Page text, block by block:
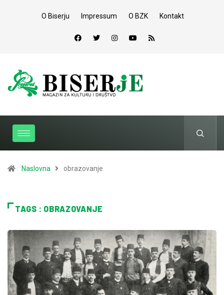
O Biserju Impressum O BZK Kontakt
Naslovna obrazovanje
TAGS : OBRAZOVANJE